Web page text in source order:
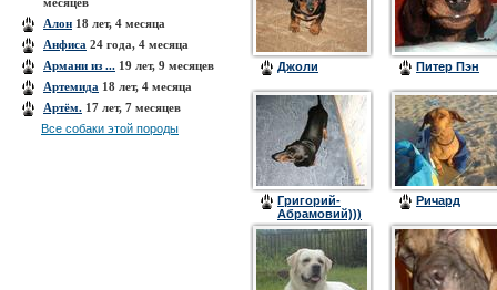
Алон 18 лет, 4 месяца
Анфиса 24 года, 4 месяца
Армани из ... 19 лет, 9 месяцев
Артемида 18 лет, 4 месяца
Артём. 17 лет, 7 месяцев
Все собаки этой породы
Джоли Питер Пэн
Григорий-
Абрамовий)))
(Гоша)
Ричард